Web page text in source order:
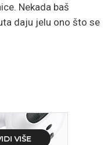
Nekada baš
daju jelu ono što se